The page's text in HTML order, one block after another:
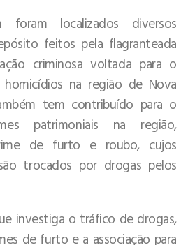
foram localizados diversos
feitos pela flagranteada
criminosa voltada para o
na região de Nova
tem contribuído para o
patrimoniais na região,
de furto e roubo, cujos
trocados por drogas pelos
investiga o tráfico de drogas,
de furto e a associação para